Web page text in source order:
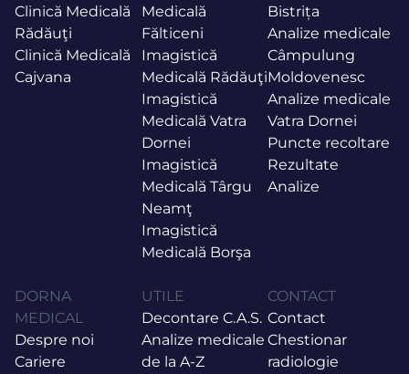
Clinică Medicală
Rădăuţi
Clinică Medicală
Cajvana
Medicală
Fălticeni
Imagistică
Medicală Rădăuţi
Imagistică
Medicală Vatra
Dornei
Imagistică
Medicală Târgu
Neamţ
Imagistică
Medicală Borşa
Bistrița
Analize medicale
Câmpulung
Moldovenesc
Analize medicale
Vatra Dornei
Puncte recoltare
Rezultate
Analize
DORNA
MEDICAL
Despre noi
Cariere
UTILE
Decontare C.A.S.
Analize medicale
de la A-Z
CONTACT
Contact
Chestionar
radiologie